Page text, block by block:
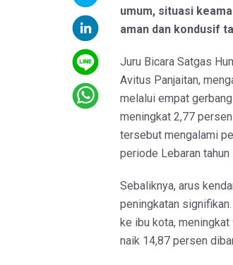
umum, situasi
aman dan kondusif
Juru Bicara Satgas
Avitus Panjaitan,
melalui empat
meningkat 2,77
tersebut mengalami
periode Lebaran tahun
Sebaliknya, arus
peningkatan
ke ibu kota,
naik 14,87 persen